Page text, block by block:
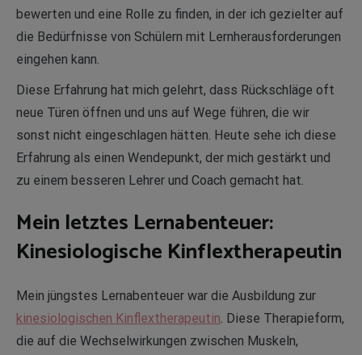
bewerten und eine Rolle zu finden, in der ich gezielter auf
die Bedürfnisse von Schülern mit Lernherausforderungen
eingehen kann.
Diese Erfahrung hat mich gelehrt, dass Rückschläge oft
neue Türen öffnen und uns auf Wege führen, die wir
sonst nicht eingeschlagen hätten. Heute sehe ich diese
Erfahrung als einen Wendepunkt, der mich gestärkt und
zu einem besseren Lehrer und Coach gemacht hat.
Mein letztes Lernabenteuer:
Kinesiologische Kinflextherapeutin
Mein jüngstes Lernabenteuer war die Ausbildung zur
kinesiologischen Kinflextherapeutin. Diese Therapieform,
die auf die Wechselwirkungen zwischen Muskeln,